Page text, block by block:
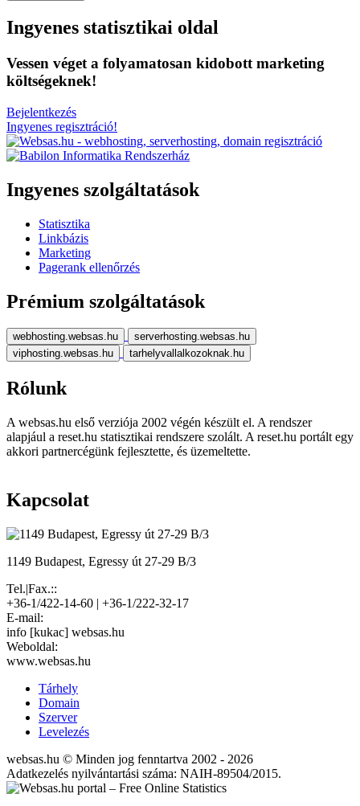
Ingyenes statisztikai oldal
Vessen véget a folyamatosan kidobott marketing
költségeknek!
Bejelentkezés
Ingyenes regisztráció!
Ingyenes szolgáltatások
Statisztika
Linkbázis
Marketing
Pagerank ellenőrzés
Prémium szolgáltatások
webhosting.websas.hu
serverhosting.websas.hu
viphosting.websas.hu
tarhelyvallalkozoknak.hu
Rólunk
A websas.hu első verziója 2002 végén készült el. A rendszer
alapjául a reset.hu statisztikai rendszere szolált. A reset.hu portált egy
akkori partnercégünk fejlesztette, és üzemeltette.
Kapcsolat
1149 Budapest, Egressy út 27-29 B/3
Tel.|Fax.::
+36-1/422-14-60 | +36-1/222-32-17
E-mail:
info [kukac] websas.hu
Weboldal:
www.websas.hu
Tárhely
Domain
Szerver
Levelezés
websas.hu © Minden jog fenntartva 2002 - 2026
Adatkezelés nyilvántartási száma: NAIH-89504/2015.